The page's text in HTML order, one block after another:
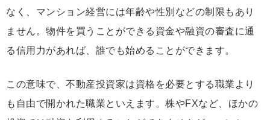
なく、マンション経営には年齢や性別などの制限もあり
ません。物件を買うことができる資金や融資の審査に通
る信用力があれば、誰でも始めることができます。
この意味で、不動産投資家は資格を必要とする職業より
も自由で開かれた職業といえます。株やFXなど、ほかの